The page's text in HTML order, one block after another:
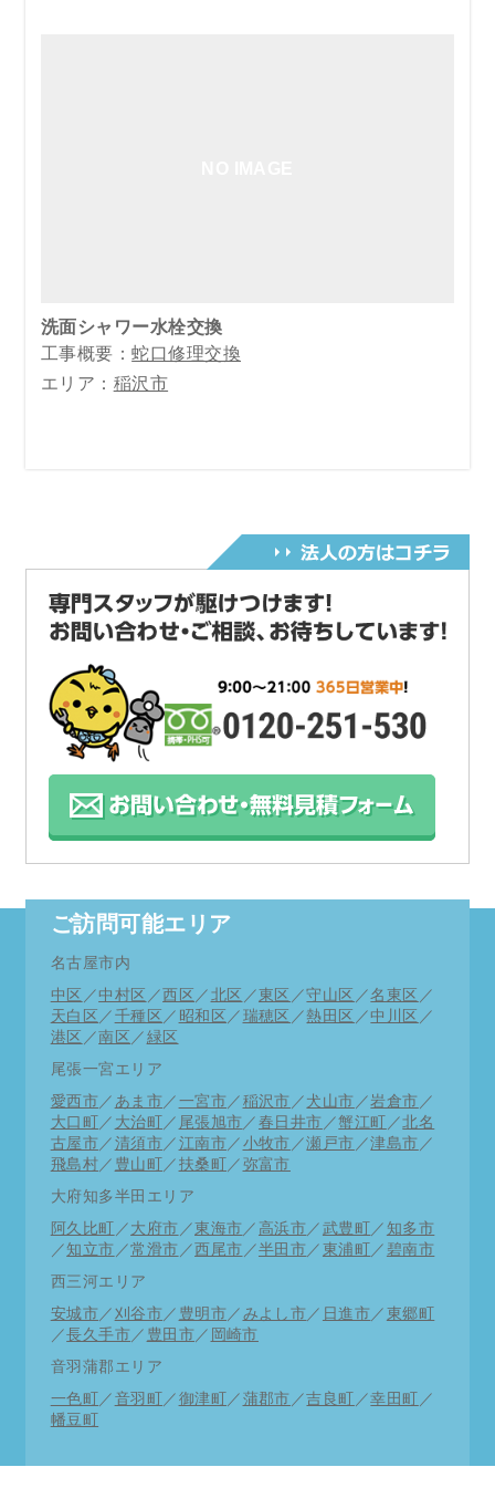
洗面シャワー水栓交換
工事概要：蛇口修理交換
エリア： 稲沢市
ご訪問可能エリア
名古屋市内
中区 ／中村区 ／西区 ／ 北区 ／東区 ／守山区 ／ 名東区 ／
天白区 ／ 千種区 ／ 昭和区 ／ 瑞穂区 ／ 熱田区 ／中川区 ／
港区 ／南区 ／ 緑区
尾張一宮エリア
愛西市 ／ あま市 ／ 一宮市 ／ 稲沢市 ／ 犬山市 ／ 岩倉市 ／
大口町 ／ 大治町 ／ 尾張旭市 ／ 春日井市 ／蟹江町 ／北名
古屋市 ／ 清須市 ／ 江南市 ／ 小牧市 ／瀬戸市 ／津島市 ／
飛島村 ／ 豊山町 ／ 扶桑町 ／ 弥富市
大府知多半田エリア
阿久比町 ／ 大府市 ／東海市 ／ 高浜市 ／ 武豊町 ／ 知多市
／知立市 ／常滑市 ／西尾市 ／半田市 ／ 東浦町 ／ 碧南市
西三河エリア
安城市 ／ 刈谷市 ／ 豊明市 ／ みよし市 ／ 日進市 ／ 東郷町
／長久手市 ／ 豊田市 ／ 岡崎市
音羽蒲郡エリア
一色町 ／ 音羽町 ／ 御津町 ／ 蒲郡市 ／吉良町 ／幸田町 ／
幡豆町